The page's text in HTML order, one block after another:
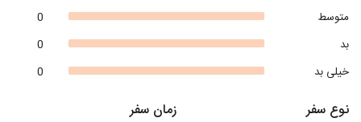
0
متوسط
0
بد
0
خیلی بد
زمان سفر نوع سفر